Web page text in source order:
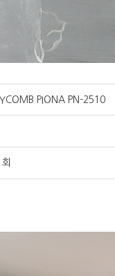
PIONA PN-2510